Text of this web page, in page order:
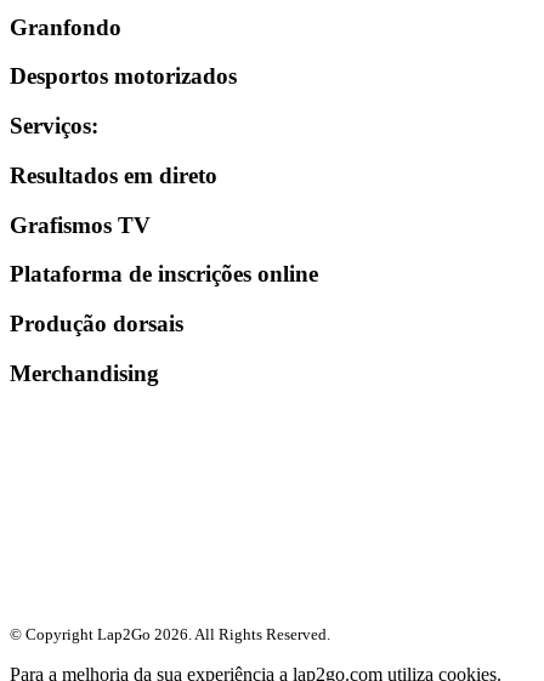
Granfondo
Desportos motorizados
Serviços:
Resultados em direto
Grafismos TV
Plataforma de inscrições online
Produção dorsais
Merchandising
© Copyright Lap2Go 2026. All Rights Reserved.
Para a melhoria da sua experiência a lap2go.com utiliza cookies.